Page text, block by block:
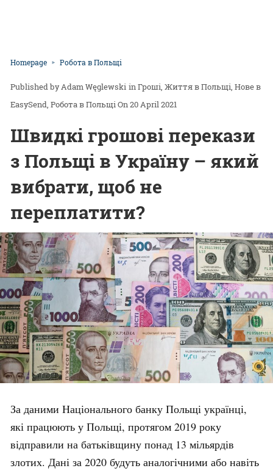
Homepage Робота в Польщі
Adam Węglewski inГроші Життя в Польщі Нове в
EasySend Робота в ПольщіOn 20 April 2021
Швидкі грошові перекази
з Польщі в Україну – який
вибрати, щоб не
переплатити?
За даними Національного банку Польщі українці,
які працюють у Польщі, протягом 2019 року
відправили на батьківщину понад 13 мільярдів
злотих. Дані за 2020 будуть аналогічними або навіть